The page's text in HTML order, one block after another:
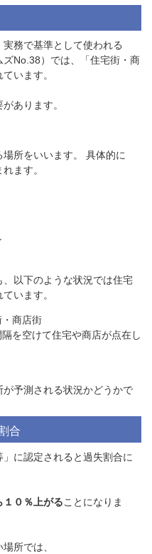
務で基準として使われる
ズNo.38）では、「住宅街・商
います。
あります。
所をいいます。 具体的に
ます。
以下のような状況では住宅
います。
商店街
を空けて住宅や商店が点在し
予測される状況かどうかで
合
に認定されると過失割合に
１０％上がることになりま
所では、